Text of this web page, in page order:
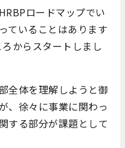
ロードマップでい
ていることはあります
からスタートしまし
全体を理解しようと御
、徐々に事業に関わっ
する部分が課題として